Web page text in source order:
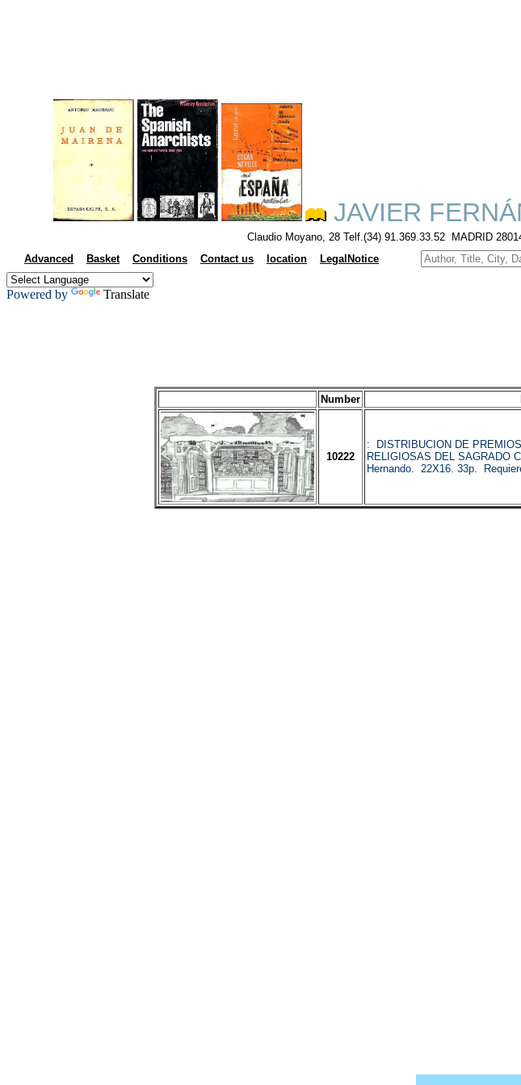
JAVIER
Claudio Moyano, 28 Telf.(34) 91.369.33.52 MADRID
Advanced Basket Conditions Contact us location LegalNotice
Powered by Translate
Number
10222
: DISTRIBUCION DE
RELIGIOSAS DEL SAGRADO
Hernando. 22X16. 33p.